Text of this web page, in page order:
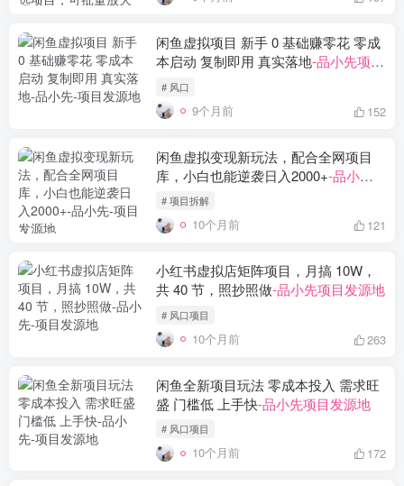
闲鱼虚拟项目 新手 0 基础赚零花 零成
本启动 复制即用 真实落地-品小先项目
发源地
# 风口
9个月前 152
闲鱼虚拟变现新玩法，配合全网项目
库，小白也能逆袭日入2000+-品小先
项目发源地
# 项目拆解
10个月前 121
小红书虚拟店矩阵项目，月搞 10W，
共 40 节，照抄照做-品小先项目发源地
# 风口项目
10个月前 263
闲鱼全新项目玩法 零成本投入 需求旺
盛 门槛低 上手快-品小先项目发源地
# 风口项目
10个月前 172